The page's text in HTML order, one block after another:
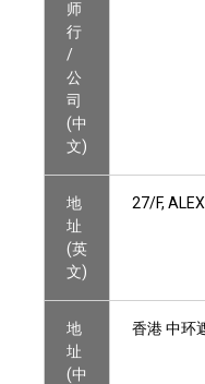
师
行
/
公
司
(中
文)
地
址
(英
文)
27/F,
地
址
(中
香港 中环